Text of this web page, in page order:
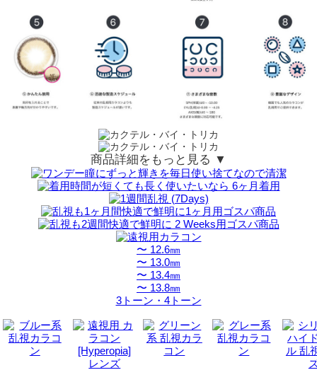
商品詳細をもっと見る ▼
〜 12.6㎜
〜 13.0㎜
〜 13.4㎜
〜 13.8㎜
3トーン・4トーン